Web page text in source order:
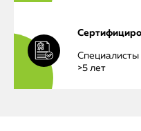
MacBook
Watch
iPad
Специалисты
>5 лет